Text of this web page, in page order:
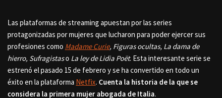
Las plataformas de streaming apuestan por las series
protagonizadas por mujeres que lucharon para poder ejercer sus
profesiones como Madame Curie, Figuras ocultas, La dama de
hierro, Sufragistaso La ley de Lidia Poët. Esta interesante serie se
estrenó el pasado 15 de febrero y se ha convertido en todo un
éxito en la plataforma Netfix. Cuenta la historia de la que se
considera la primera mujer abogada de Italia.